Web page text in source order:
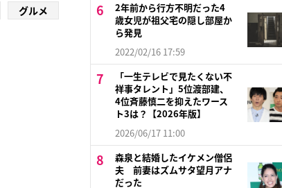
グルメ
2年前から行方不明だった4
歳女児が祖父宅の隠し部屋か
ら発見
2022/02/16 17:59
「一生テレビで見たくない不
祥事タレント」5位渡部建、
4位斉藤慎二を抑えたワース
ト3は？【2026年版】
2026/06/17 11:00
森泉と結婚したイケメン僧侶
夫 前妻はズムサタ望月アナ
だった